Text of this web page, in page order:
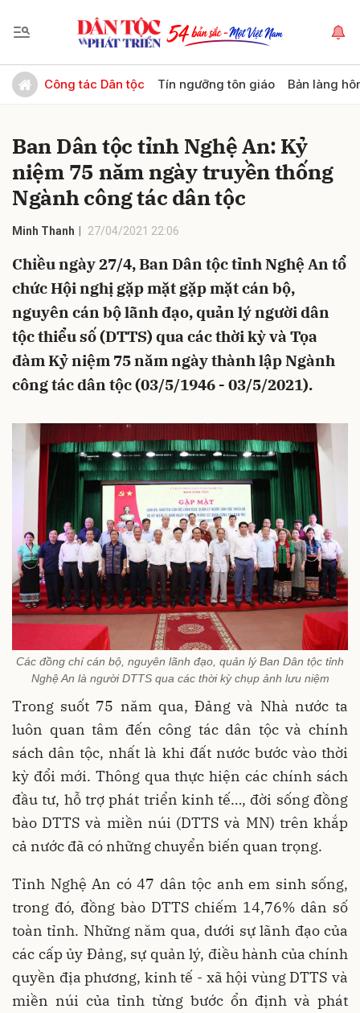
Công tác Dân tộc Tín ngưỡng tôn giáo Bản làng
Ban Dân tộc tỉnh Nghệ An: Kỷ
niệm 75 năm ngày truyền thống
Ngành công tác dân tộc
Minh Thanh 27/04/2021 22:06
Chiều ngày 27/4, Ban Dân tộc tỉnh Nghệ An tổ
chức Hội nghị gặp mặt gặp mặt cán bộ,
nguyên cán bộ lãnh đạo, quản lý người dân
tộc thiểu số (DTTS) qua các thời kỳ và Tọa
đàm Kỷ niệm 75 năm ngày thành lập Ngành
công tác dân tộc (03/5/1946 - 03/5/2021).
Các đồng chí cán bộ, nguyên lãnh đạo, quản lý Ban Dân tộc tỉnh
Nghệ An là người DTTS qua các thời kỳ chụp ảnh lưu niệm
Trong suốt 75 năm qua, Đảng và Nhà nước ta
luôn quan tâm đến công tác dân tộc và chính
sách dân tộc, nhất là khi đất nước bước vào thời
kỳ đổi mới. Thông qua thực hiện các chính sách
đầu tư, hỗ trợ phát triển kinh tế…, đời sống đồng
bào DTTS và miền núi (DTTS và MN) trên khắp
cả nước đã có những chuyển biến quan trọng.
Tỉnh Nghệ An có 47 dân tộc anh em sinh sống,
trong đó, đồng bào DTTS chiếm 14,76% dân số
toàn tỉnh. Những năm qua, dưới sự lãnh đạo của
các cấp ủy Đảng, sự quản lý, điều hành của chính
quyền địa phương, kinh tế - xã hội vùng DTTS và
miền núi của tỉnh từng bước ổn định và phát
Gửi bình luận